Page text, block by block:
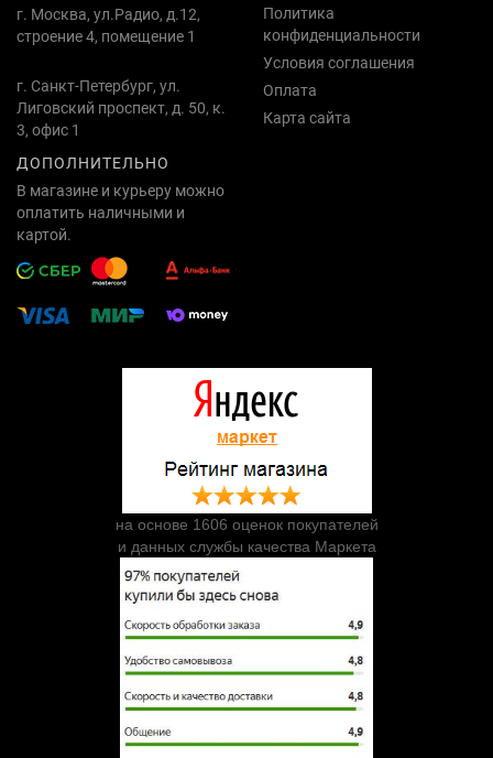
г. Москва, ул.Радио, д.12,
строение 4, помещение 1
г. Санкт-Петербург, ул.
Лиговский проспект, д. 50, к.
3, офис 1
Политика
конфиденциальности
Условия соглашения
Оплата
Карта сайта
ДОПОЛНИТЕЛЬНО
В магазине и курьеру можно
оплатить наличными и
картой.
на основе 1606 оценок покупателей
и данных службы качества Маркета